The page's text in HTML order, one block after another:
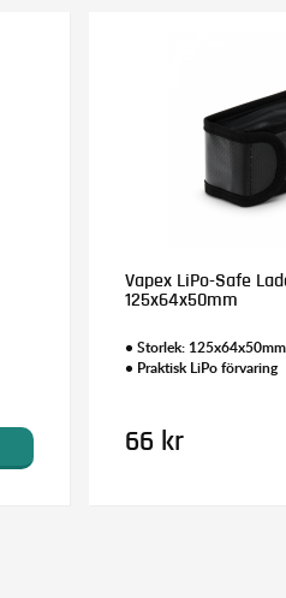
Vapex LiPo-Safe
125x64x50mm
• Storlek: 125x64x50mm
• Praktisk LiPo förvaring
66 kr